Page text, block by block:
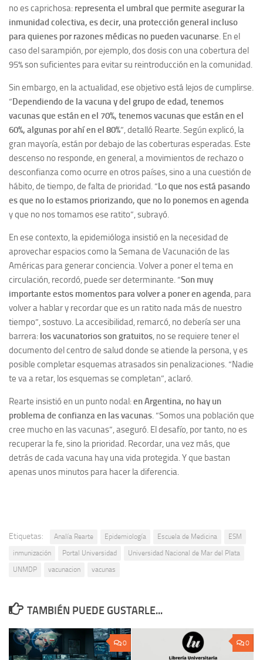
no es caprichosa: representa el umbral que permite asegurar la
inmunidad colectiva, es decir, una protección general incluso
para quienes por razones médicas no pueden vacunarse. En el
caso del sarampión, por ejemplo, dos dosis con una cobertura del
95% son suficientes para evitar su reintroducción en la comunidad.
Sin embargo, en la actualidad, ese objetivo está lejos de cumplirse.
“Dependiendo de la vacuna y del grupo de edad, tenemos
vacunas que están en el 70%, tenemos vacunas que están en el
60%, algunas por ahí en el 80%”, detalló Rearte. Según explicó, la
gran mayoría, están por debajo de las coberturas esperadas. Este
descenso no responde, en general, a movimientos de rechazo o
desconfianza como ocurre en otros países, sino a una cuestión de
hábito, de tiempo, de falta de prioridad. “Lo que nos está pasando
es que no lo estamos priorizando, que no lo ponemos en agenda
y que no nos tomamos ese ratito”, subrayó.
En ese contexto, la epidemióloga insistió en la necesidad de
aprovechar espacios como la Semana de Vacunación de las
Américas para generar conciencia. Volver a poner el tema en
circulación, recordó, puede ser determinante. “Son muy
importante estos momentos para volver a poner en agenda, para
volver a hablar y recordar que es un ratito nada más de nuestro
tiempo”, sostuvo. La accesibilidad, remarcó, no debería ser una
barrera: los vacunatorios son gratuitos, no se requiere tener el
documento del centro de salud donde se atiende la persona, y es
posible completar esquemas atrasados sin penalizaciones. “Nadie
te va a retar, los esquemas se completan”, aclaró.
Rearte insistió en un punto nodal:en Argentina, no hay un
problema de confianza en las vacunas. “Somos una población que
cree mucho en las vacunas”, aseguró. El desafío, por tanto, no es
recuperar la fe, sino la prioridad. Recordar, una vez más, que
detrás de cada vacuna hay una vida protegida. Y que bastan
apenas unos minutos para hacer la diferencia.
Etiquetas: Analía Rearte Epidemiología Escuela de Medicina
ESM
inmunización
Portal Universidad
Universidad Nacional de Mar del Plata
UNMDP
vacunacion vacunas
TAMBIÉN PUEDE GUSTARLE...
0 0